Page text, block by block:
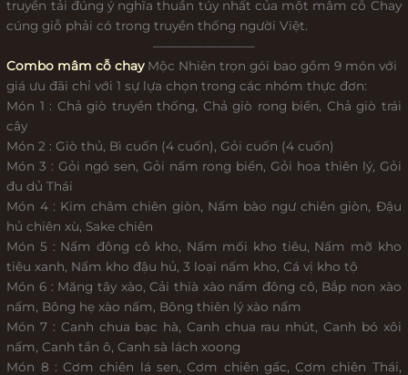
truyền tải đúng ý nghĩa thuần túy nhất của một mâm cỗ Chay
cúng giỗ phải có trong truyền thống người Việt.
————————
Combo mâm cỗ chayMộc Nhiên trọn gói bao gồm 9 món với
giá ưu đãi chỉ với 1 sự lựa chọn trong các nhóm thực đơn:
Món 1 : Chả giò truyền thống, Chả giò rong biển, Chả giò trái
cây
Món 2 : Giò thủ, Bì cuốn (4 cuốn), Gỏi cuốn (4 cuốn)
Món 3 : Gỏi ngó sen, Gỏi nấm rong biển, Gỏi hoa thiên lý, Gỏi
đu dủ Thái
Món 4 : Kim châm chiên giòn, Nấm bào ngư chiên giòn, Đậu
hủ chiên xù, Sake chiên
Món 5 : Nấm đông cô kho, Nấm mối kho tiêu, Nấm mỡ kho
tiêu xanh, Nấm kho đậu hủ, 3 loại nấm kho, Cá vị kho tộ
Món 6 : Măng tây xào, Cải thià xào nấm đông cô, Bắp non xào
nấm, Bông hẹ xào nấm, Bông thiên lý xào nấm
Món 7 : Canh chua bạc hà, Canh chua rau nhút, Canh bó xôi
nấm, Canh tần ô, Canh sà lách xoong
Món 8 : Cơm chiên lá sen, Cơm chiên gấc, Cơm chiên Thái,